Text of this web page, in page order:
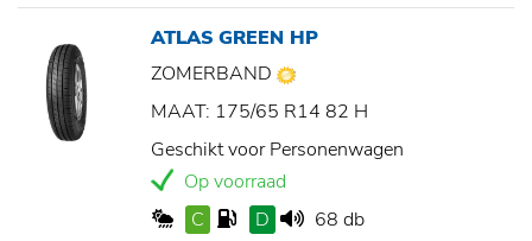
ATLAS GREEN HP
ZOMERBAND
MAAT: 175/65 R14 82 H
Geschikt voor Personenwagen
Op voorraad
C
D
68 db